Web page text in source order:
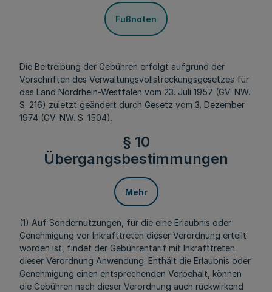
Fußnoten
Die Beitreibung der Gebühren erfolgt aufgrund der
Vorschriften des Verwaltungsvollstreckungsgesetzes für
das Land Nordrhein-Westfalen vom 23. Juli 1957 (GV. NW.
S. 216) zuletzt geändert durch Gesetz vom 3. Dezember
1974 (GV. NW. S. 1504).
§ 10
Übergangsbestimmungen
Mehr
(1) Auf Sondernutzungen, für die eine Erlaubnis oder
Genehmigung vor Inkrafttreten dieser Verordnung erteilt
worden ist, findet der Gebührentarif mit Inkrafttreten
dieser Verordnung Anwendung. Enthält die Erlaubnis oder
Genehmigung einen entsprechenden Vorbehalt, können
die Gebühren nach dieser Verordnung auch rückwirkend